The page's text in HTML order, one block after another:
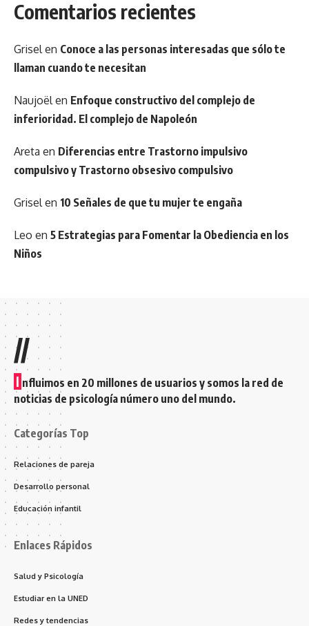
Comentarios recientes
Griselen Conoce a las personas interesadas que sólo te
llaman cuando te necesitan
Naujoëlen Enfoque constructivo del complejo de
inferioridad. El complejo de Napoleón
Areta en Diferencias entre Trastorno impulsivo
compulsivo y Trastorno obsesivo compulsivo
Griselen 10 Señales de que tu mujer te engaña
Leo en 5 Estrategias para Fomentar la Obediencia en los
Niños
//
I nfluimos en 20 millones de usuarios y somos la red de
noticias de psicología número uno del mundo.
Categorías Top
Relaciones de pareja
Desarrollo personal
Educación infantil
Enlaces Rápidos
Salud y Psicología
Estudiar en la UNED
Redes y tendencias